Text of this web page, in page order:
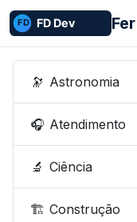
🔭 Astronomia
🎧 Atendimento
🔬 Ciência
🏗️ Construção